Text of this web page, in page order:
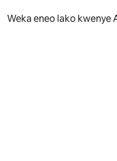
Weka eneo lako kwenye